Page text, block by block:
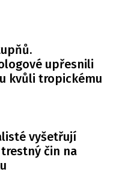
upřesnili
kvůli tropickému
vyšetřují
čin na